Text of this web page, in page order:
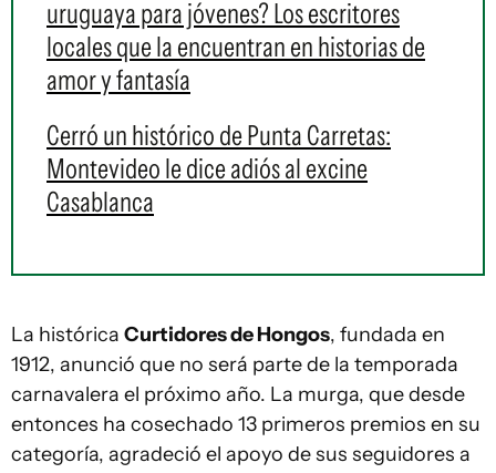
uruguaya para jóvenes? Los escritores
locales que la encuentran en historias de
amor y fantasía
Cerró un histórico de Punta Carretas:
Montevideo le dice adiós al excine
Casablanca
La histórica Curtidores de Hongos, fundada en
1912, anunció que no será parte de la temporada
carnavalera el próximo año. La murga, que desde
entonces ha cosechado 13 primeros premios en su
categoría, agradeció el apoyo de sus seguidores a